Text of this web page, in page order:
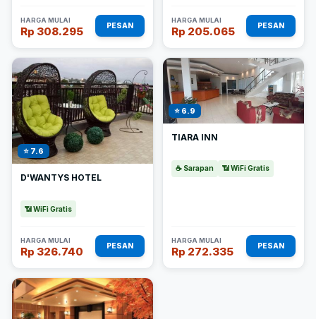
HARGA MULAI
Rp 308.295 PESAN
HARGA MULAI
Rp 205.065 PESAN
⭐ 7.6
D'WANTYS HOTEL
📶 WiFi Gratis
HARGA MULAI
Rp 326.740 PESAN
⭐ 6.9
TIARA INN
☕ Sarapan 📶 WiFi Gratis
HARGA MULAI
Rp 272.335 PESAN